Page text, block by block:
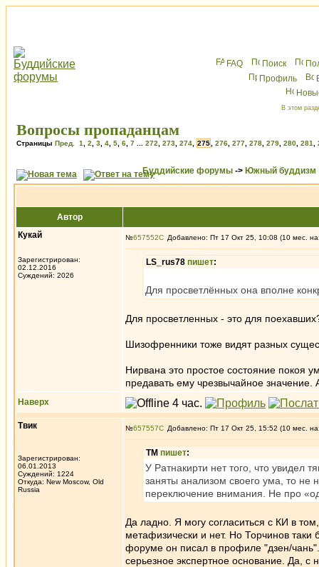
FAQ Поиск
Профиль
В этом
Вопросы пропаданцам
Страницы Пред. 1 2 3 4 5 6 7 272 273 274 275 276 277 278 279 280 281
Буддийские форумы -> Южный буддизм
Автор
Кукай
Зарегистрирован:
02.12.2016
Суждений: 2026
№657552 Добавлено: Пт 17 Окт 25, 10:08 (10 мес.
LS_rus78 пишет:
Для просветлённых она вполне
Для просветленных - это для
Шизофренники тоже видят разных
Нирвана это простое состояние покоя
предавать ему чрезвычайное
Наверх
Твик
Зарегистрирован:
06.01.2013
Суждений: 1224
Откуда: New Moscow, Old
Russia
№657557 Добавлено: Пт 17 Окт 25, 15:52 (10 мес.
ТМ пишет:
У Ратнакирти нет того, что увидел
заняты анализом своего ума, то
переключение внимания. Не про
Да ладно. Я могу согласиться с КИ в
метафизически и нет. Но Торчинов
форуме он писал в профиле "дзен/
серьезное экспертное основание. Да, с